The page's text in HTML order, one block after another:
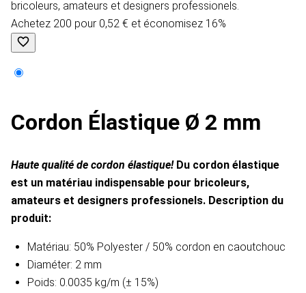
bricoleurs, amateurs et designers professionels.
Achetez 200 pour 0,52 € et économisez 16%
Cordon Élastique Ø 2 mm
Haute qualité de cordon élastique! Du cordon élastique
est un matériau indispensable pour bricoleurs,
amateurs et designers professionels. Description du
produit​:
Matériau: 50% Polyester / 50% cordon en caoutchouc
Diaméter: 2 mm
Poids: 0.0035 kg/m (± 15%)